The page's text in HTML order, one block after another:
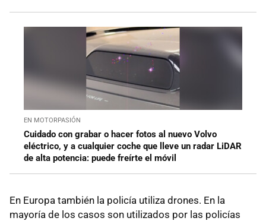
EN MOTORPASIÓN
Cuidado con grabar o hacer fotos al nuevo Volvo
eléctrico, y a cualquier coche que lleve un radar LiDAR
de alta potencia: puede freírte el móvil
En Europa también la policía utiliza drones. En la
mayoría de los casos son utilizados por las policías